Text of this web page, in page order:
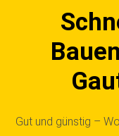
Gut und günstig –